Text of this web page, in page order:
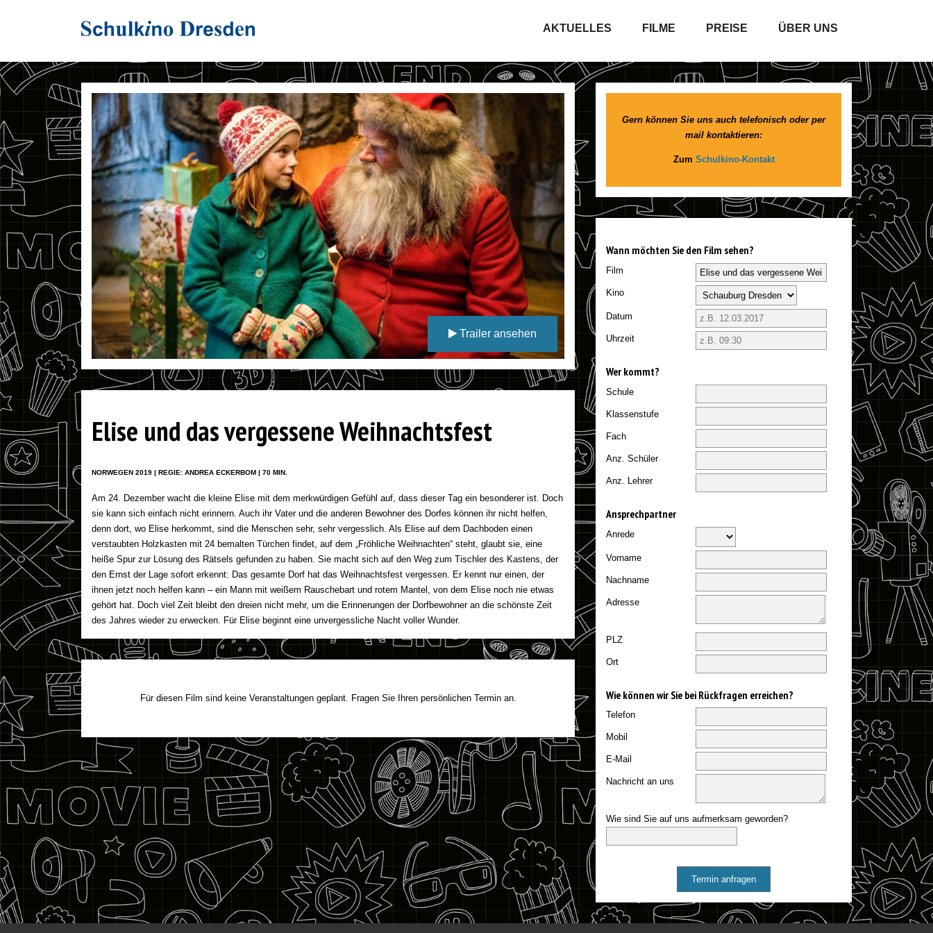
AKTUELLES FILME PREISE ÜBER UNS
Trailer ansehen
Elise und das vergessene Weihnachtsfest
NORWEGEN 2019 | REGIE: ANDREA ECKERBOM | 70 MIN.
Am 24. Dezember wacht die kleine Elise mit dem merkwürdigen Gefühl auf, dass dieser Tag ein besonderer ist. Doch
sie kann sich einfach nicht erinnern. Auch ihr Vater und die anderen Bewohner des Dorfes können ihr nicht helfen,
denn dort, wo Elise herkommt, sind die Menschen sehr, sehr vergesslich. Als Elise auf dem Dachboden einen
verstaubten Holzkasten mit 24 bemalten Türchen findet, auf dem „Fröhliche Weihnachten“ steht, glaubt sie, eine
heiße Spur zur Lösung des Rätsels gefunden zu haben. Sie macht sich auf den Weg zum Tischler des Kastens, der
den Ernst der Lage sofort erkennt: Das gesamte Dorf hat das Weihnachtsfest vergessen. Er kennt nur einen, der
ihnen jetzt noch helfen kann – ein Mann mit weißem Rauschebart und rotem Mantel, von dem Elise noch nie etwas
gehört hat. Doch viel Zeit bleibt den dreien nicht mehr, um die Erinnerungen der Dorfbewohner an die schönste Zeit
des Jahres wieder zu erwecken. Für Elise beginnt eine unvergessliche Nacht voller Wunder.
Für diesen Film sind keine Veranstaltungen geplant. Fragen Sie Ihren persönlichen Termin an.
Gern können Sie uns auch telefonisch oder per
mail kontaktieren:
Zum Schulkino-Kontakt
Wann möchten Sie den Film sehen?
Film
Kino
Datum
Uhrzeit
Wer kommt?
Schule
Klassenstufe
Fach
Anz. Schüler
Anz. Lehrer
Ansprechpartner
Anrede
Vorname
Nachname
Adresse
PLZ
Ort
Wie können wir Sie bei Rückfragen erreichen?
Telefon
Mobil
E-Mail
Nachricht an uns
Wie sind Sie auf uns aufmerksam geworden?
Termin anfragen